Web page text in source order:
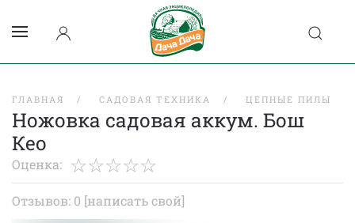
ГЛАВНАЯ САДОВАЯ ТЕХНИКА ЦЕПНЫЕ ПИЛЫ
Ножовка садовая аккум. Бош
Кео
Оценка:
Отзывов: 0 [написать свой]